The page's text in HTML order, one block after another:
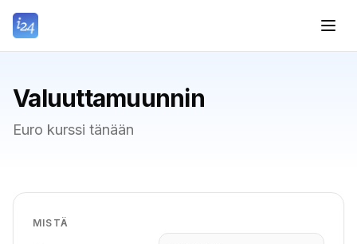
Valuuttamuunnin
Euro kurssi tänään
MISTÄ